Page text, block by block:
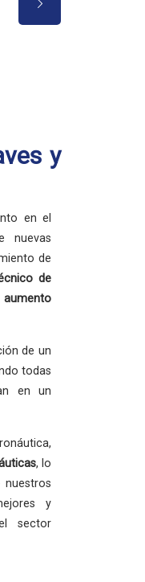
y
en el
nuevas
de
de
de un
todas
en un
, lo
y
sector